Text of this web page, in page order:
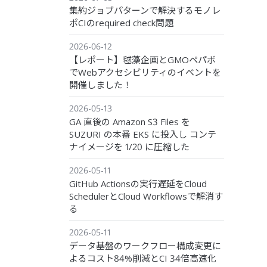
集約ジョブパターンで解決するモノレ
ポCIのrequired check問題
2026-06-12
【レポート】毬藻企画とGMOペパボ
でWebアクセシビリティのイベントを
開催しました！
2026-05-13
GA 直後の Amazon S3 Files を
SUZURI の本番 EKS に投入し コンテ
ナイメージを 1/20 に圧縮した
2026-05-11
GitHub Actionsの実行遅延をCloud
SchedulerとCloud Workflowsで解消す
る
2026-05-11
データ基盤のワークフロー構成変更に
よるコスト84%削減とCI 34倍高速化